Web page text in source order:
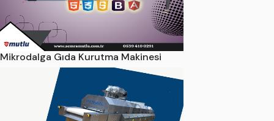
Mikrodalga Gıda Kurutma Makinesi